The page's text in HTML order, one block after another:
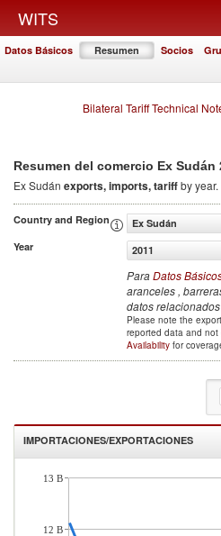
WITS
Datos Básicos Resumen Socios
Bilateral Tariff Technical
Resumen del comercio Ex Sudán
Ex Sudán exports, imports, tariffby year.
Country and Region
Ex Sudán
Year
2011
ParaDatos
aranceles ,
datos
Please note the
reported data and
Availability for
IMPORTACIONES/EXPORTACIONES
13 B
12 B